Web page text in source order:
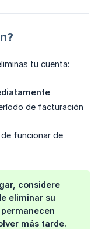
tu cuenta:
de facturación
funcionar de
considere
eliminar su
más tarde.